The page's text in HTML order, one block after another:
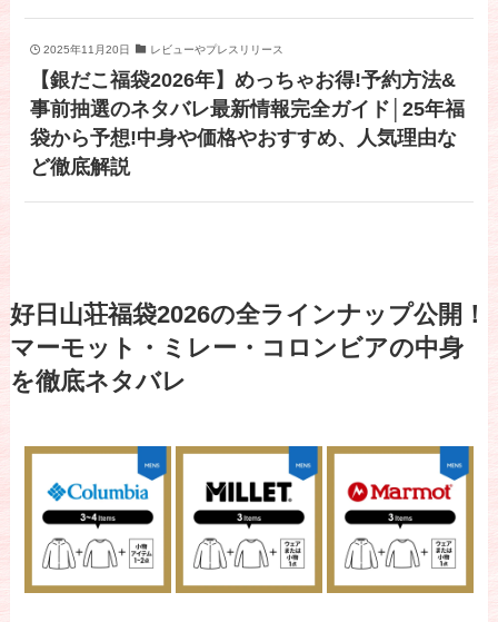
2025年11月20日 レビューやプレスリリース
【銀だこ福袋2026年】めっちゃお得!予約方法&
事前抽選のネタバレ最新情報完全ガイド│25年福
袋から予想!中身や価格やおすすめ、人気理由な
ど徹底解説
好日山荘福袋2026の全ラインナップ公開！
マーモット・ミレー・コロンビアの中身
を徹底ネタバレ